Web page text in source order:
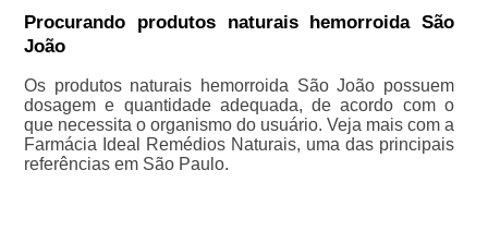
Procurando produtos naturais hemorroida São
João
Os produtos naturais hemorroida São João possuem
dosagem e quantidade adequada, de acordo com o
que necessita o organismo do usuário. Veja mais com a
Farmácia Ideal Remédios Naturais, uma das principais
referências em São Paulo.